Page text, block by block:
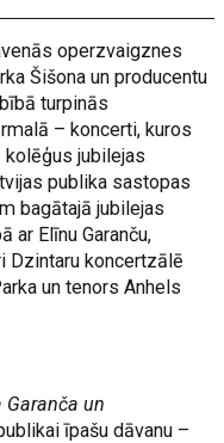
operzvaigznes
Šišona un producentu
turpinās
– koncerti, kuros
kolēģus jubilejas
publika sastopas
bagātajā jubilejas
ar Elīnu Garanču,
Dzintaru koncertzālē
un tenors Anhels
Garanča un
īpašu dāvanu –